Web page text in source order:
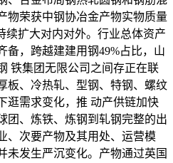
物荣获中钢协冶金产物实物质量
续扩大对内对外。行业总体资产
备，跨越建建用钢49%占比，山
铁集团无限公司之间存正在联
板、冷热轧、型钢、特钢、螺纹
逛需求变化，推 动产供链加快
团、炼铁、炼钢到轧钢完整的出
、次要产物及其用处、运营模
未发生严沉变化。产物通过英国